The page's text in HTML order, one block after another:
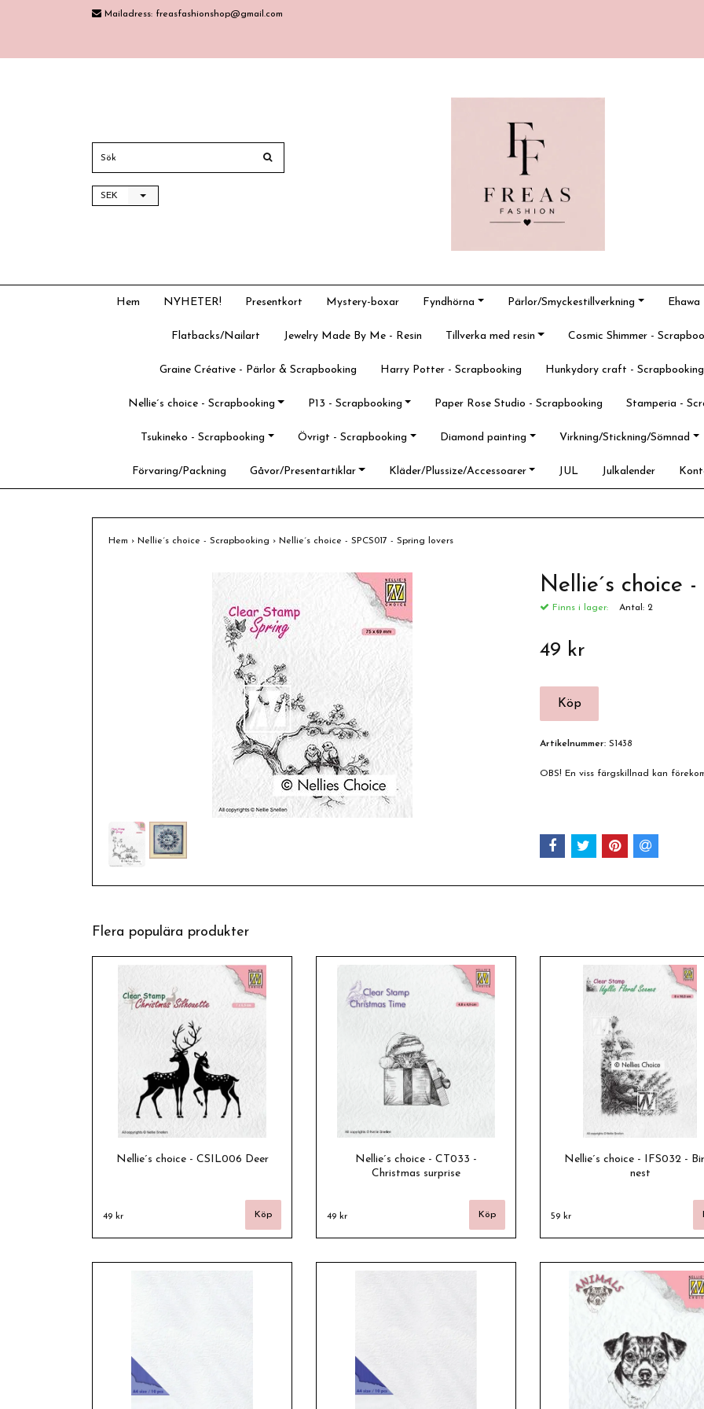
Mailadress: freasfashionshop@gmail.com
SEK
Hem NYHETER! Presentkort Mystery-boxar Fyndhörna Pärlor/Smyckestillverkning Ehawa
Flatbacks/Nailart Jewelry Made By Me - Resin Tillverka med resin Cosmic Shimmer -
Graine Créative - Pärlor & Scrapbooking Harry Potter - Scrapbooking Hunkydory craft - Scrapbooking
Nellie´s choice - Scrapbooking P13 - Scrapbooking Paper Rose Studio - Scrapbooking Stamperia -
Tsukineko - Scrapbooking Övrigt - Scrapbooking Diamond painting Virkning/Stickning/Sömnad
Förvaring/Packning Gåvor/Presentartiklar Kläder/Plussize/Accessoarer JUL Julkalender
Hem › Nellie´s choice - Scrapbooking › Nellie´s choice - SPCS017 - Spring lovers
Nellie´s choice
Finns i lager: Antal: 2
49 kr
Artikelnummer: S1438
OBS! En viss färgskillnad kan
Flera populära produkter
Nellie´s choice - CSIL006 Deer
49 kr
Nellie´s choice - CT033 -
Christmas surprise
49 kr
Nellie´s choice - IFS032 -
nest
59 kr